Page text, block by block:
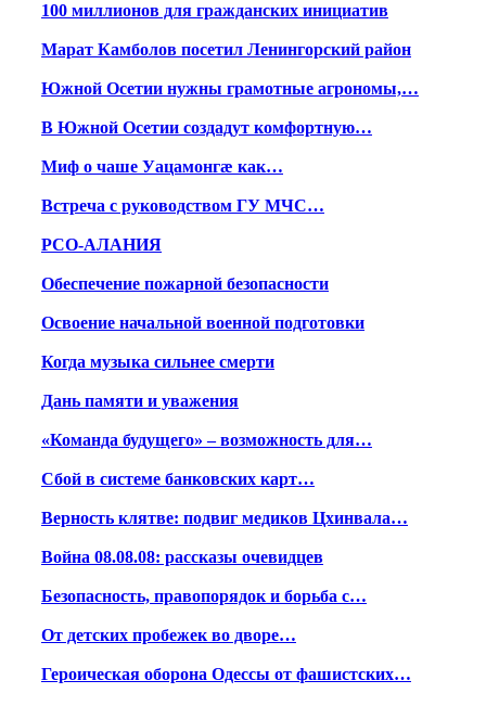
100 миллионов для гражданских инициатив
Марат Камболов посетил Ленингорский район
Южной Осетии нужны грамотные агрономы,…
В Южной Осетии создадут комфортную…
Миф о чаше Уацамонгæ как…
Встреча с руководством ГУ МЧС…
РСО-АЛАНИЯ
Обеспечение пожарной безопасности
Освоение начальной военной подготовки
Когда музыка сильнее смерти
Дань памяти и уважения
«Команда будущего» – возможность для…
Сбой в системе банковских карт…
Верность клятве: подвиг медиков Цхинвала…
Война 08.08.08: рассказы очевидцев
Безопасность, правопорядок и борьба с…
От детских пробежек во дворе…
Героическая оборона Одессы от фашистских…